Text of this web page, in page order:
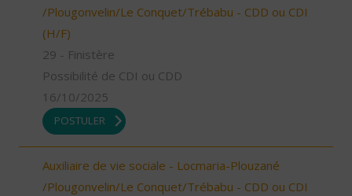
/Plougonvelin/Le Conquet/Trébabu - CDD ou CDI
(H/F)
29 - Finistère
Possibilité de CDI ou CDD
16/10/2025
POSTULER
Auxiliaire de vie sociale - Locmaria-Plouzané
/Plougonvelin/Le Conquet/Trébabu - CDD ou CDI